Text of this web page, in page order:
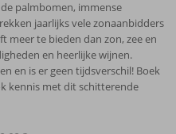
stadscentra.
palmbomen, immense
jaarlijks vele zonaanbidders
meer te bieden dan zon, zee en
en heerlijke wijnen.
en is er geen tijdsverschil! Boek
kennis met dit schitterende